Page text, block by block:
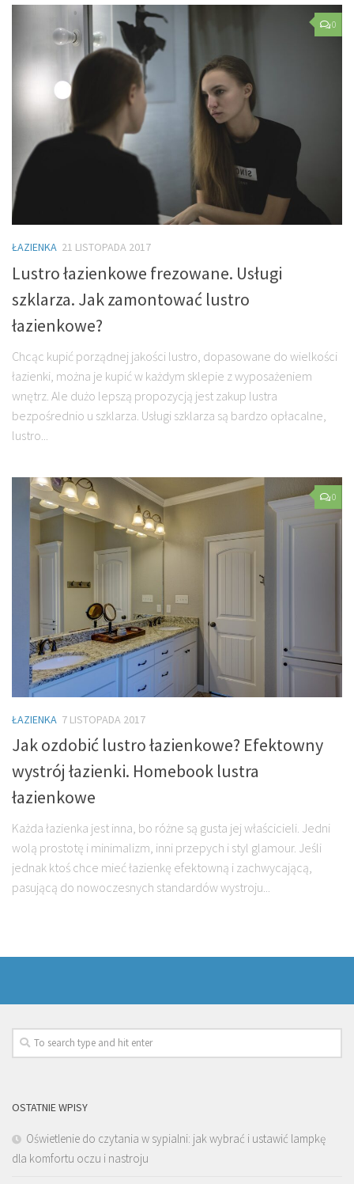
0
ŁAZIENKA 21 LISTOPADA 2017
Lustro łazienkowe frezowane. Usługi
szklarza. Jak zamontować lustro
łazienkowe?
Chcąc kupić porządnej jakości lustro, dopasowane do wielkości
łazienki, można je kupić w każdym sklepie z wyposażeniem
wnętrz. Ale dużo lepszą propozycją jest zakup lustra
bezpośrednio u szklarza. Usługi szklarza są bardzo opłacalne,
lustro...
0
ŁAZIENKA 7 LISTOPADA 2017
Jak ozdobić lustro łazienkowe? Efektowny
wystrój łazienki. Homebook lustra
łazienkowe
Każda łazienka jest inna, bo różne są gusta jej właścicieli. Jedni
wolą prostotę i minimalizm, inni przepych i styl glamour. Jeśli
jednak ktoś chce mieć łazienkę efektowną i zachwycającą,
pasującą do nowoczesnych standardów wystroju...
OSTATNIE WPISY
Oświetlenie do czytania w sypialni: jak wybrać i ustawić lampkę
dla komfortu oczu i nastroju